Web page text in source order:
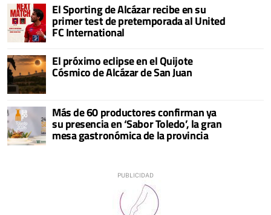
El Sporting de Alcázar recibe en su
primer test de pretemporada al United
FC International
El próximo eclipse en el Quijote
Cósmico de Alcázar de San Juan
Más de 60 productores confirman ya
su presencia en ‘Sabor Toledo’, la gran
mesa gastronómica de la provincia